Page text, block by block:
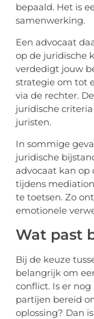
bepaald. Het is
samenwerking.
Een advocaat
op de juridische
verdedigt jouw
strategie om tot
via de rechter.
juridische
juristen.
In sommige
juridische
advocaat kan
tijdens
te toetsen. Zo
emotionele
Wat past
Bij de keuze
belangrijk om
conflict. Is er
partijen bereid
oplossing? Dan